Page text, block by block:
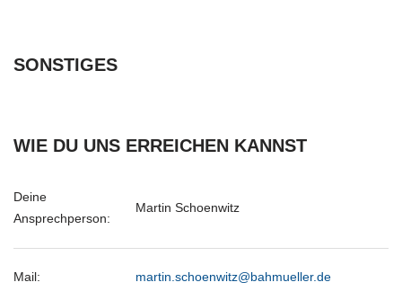
SONSTIGES
WIE DU UNS ERREICHEN KANNST
Deine
Ansprechperson:
Martin Schoenwitz
Mail: martin.schoenwitz@bahmueller.de